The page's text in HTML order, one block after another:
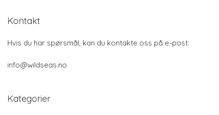
Kontakt
Hvis du har spørsmål, kan du kontakte oss på e-post:
info@wildseas.no
Kategorier